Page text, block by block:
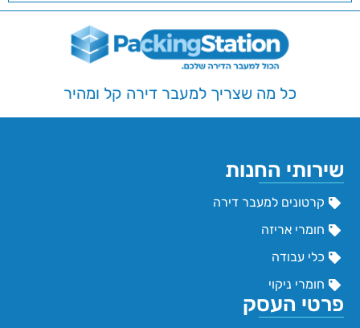
כל מה שצריך למעבר דירה קל ומהיר
שירותי החנות
קרטונים למעבר דירה
חומרי אריזה
כלי עבודה
חומרי ניקוי
פרטי העסק